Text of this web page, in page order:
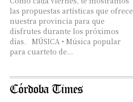
las propuestas artísticas que ofrece
nuestra provincia para que
disfrutes durante los próximos
días. MÚSICA • Música popular
para cuarteto de...